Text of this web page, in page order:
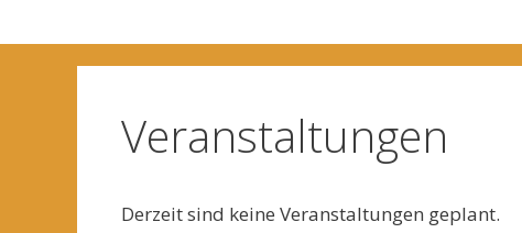
Veranstaltungen
Derzeit sind keine Veranstaltungen geplant.